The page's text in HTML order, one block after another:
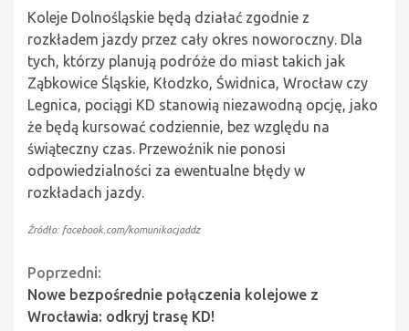
Koleje Dolnośląskie będą działać zgodnie z
rozkładem jazdy przez cały okres noworoczny. Dla
tych, którzy planują podróże do miast takich jak
Ząbkowice Śląskie, Kłodzko, Świdnica, Wrocław czy
Legnica, pociągi KD stanowią niezawodną opcję, jako
że będą kursować codziennie, bez względu na
świąteczny czas. Przewoźnik nie ponosi
odpowiedzialności za ewentualne błędy w
rozkładach jazdy.
Źródło: facebook.com/komunikacjaddz
Continue
Reading
Poprzedni:
Nowe bezpośrednie połączenia kolejowe z
Wrocławia: odkryj trasę KD!